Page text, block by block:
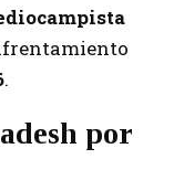
.
por